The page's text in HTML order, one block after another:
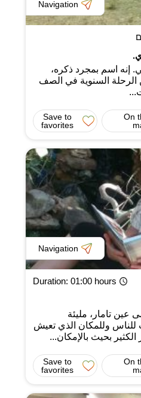
Navigation
إنه اسم بمجرد ذكره،
الرحلة السنوية في الصف
On
Save to
favorites
Navigation
Duration: 01:00 hours
عين تامار، مليئة
للناس وللمكان الذي تعيش
بحيث بالإمكان...
On
Save to
favorites